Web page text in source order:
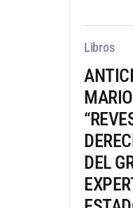
Libros
DEL